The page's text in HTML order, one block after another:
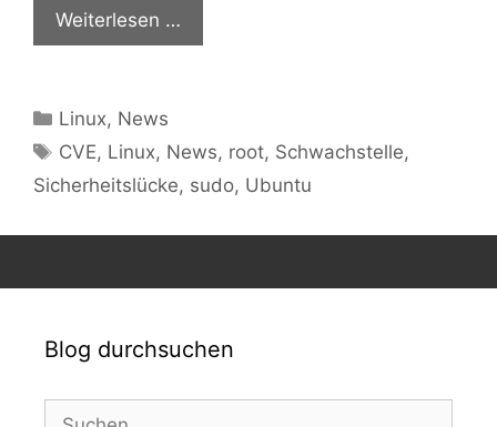
Weiterlesen …
Kategorien
Linux, News
Schlagwörter
CVE, Linux, News, root, Schwachstelle,
Sicherheitslücke, sudo, Ubuntu
Blog durchsuchen
Suchen